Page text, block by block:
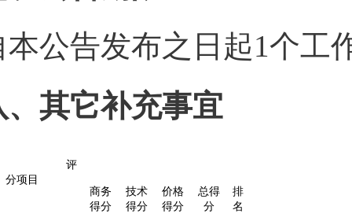
本公告发布之日起1个工
、其它补充事宜
评
分项目
商务
得分
技术
得分
价格
得分
总得
分
排
名